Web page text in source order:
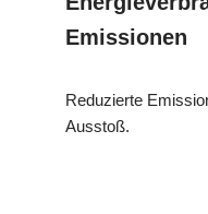
Emissionen
Reduzierte
Ausstoß.